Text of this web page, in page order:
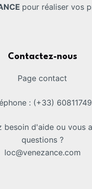
pour réaliser vos
Contactez-nous
Page contact
: (+33)
besoin d'aide ou vous
questions ?
loc@venezance.com